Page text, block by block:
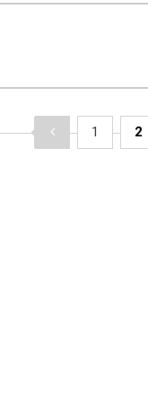
1 2